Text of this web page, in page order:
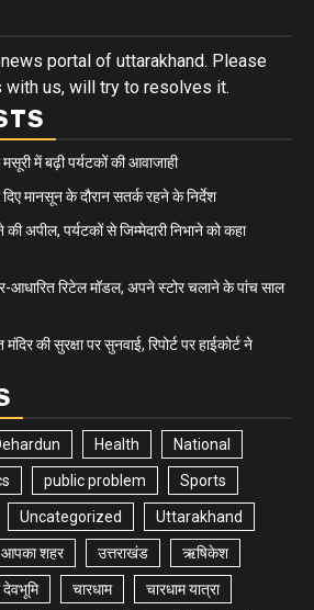
portal of uttarakhand. Please
with us, will try to resolves it.
में बढ़ी पर्यटकों की आवाजाही
दिए मानसून के दौरान सतर्क रहने के निर्देश
अपील, पर्यटकों से जिम्मेदारी निभाने को कहा
आधारित रिटेल मॉडल, अपने स्टोर चलाने के पांच साल
मंदिर की सुरक्षा पर सुनवाई, रिपोर्ट पर हाईकोर्ट ने
Health National
public problem Sports
Uncategorized Uttarakhand
आपका शहर उत्तराखंड ऋषिकेश
चारधाम चारधाम यात्रा